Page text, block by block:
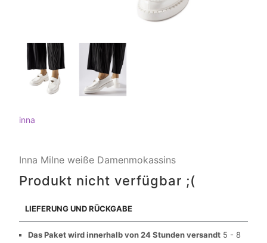
inna
Inna Milne weiße Damenmokassins
Produkt nicht verfügbar ;(
LIEFERUNG UND RÜCKGABE
Das Paket wird innerhalb von 24 Stunden versandt 5 - 8